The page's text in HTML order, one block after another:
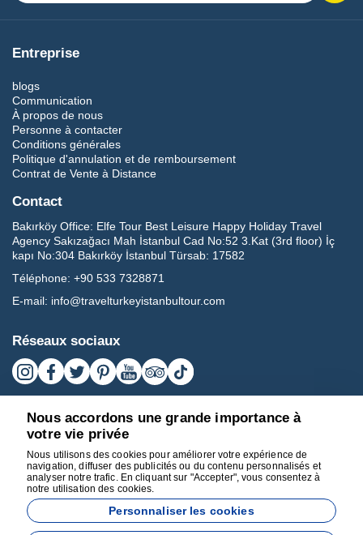
Entreprise
blogs
Communication
À propos de nous
Personne à contacter
Conditions générales
Politique d'annulation et de remboursement
Contrat de Vente à Distance
Contact
Bakırköy Office: Elfe Tour Best Leisure Happy Holiday Travel
Agency Sakızağacı Mah İstanbul Cad No:52 3.Kat (3rd floor) İç
kapı No:304 Bakırköy İstanbul Türsab: 17582
Téléphone: +90 533 7328871
E-mail: info@travelturkeyistanbultour.com
Réseaux sociaux
Nous accordons une grande importance à
votre vie privée
Nous utilisons des cookies pour améliorer votre expérience de
navigation, diffuser des publicités ou du contenu personnalisés et
analyser notre trafic. En cliquant sur "Accepter", vous consentez à
notre utilisation des cookies.
Personnaliser les cookies